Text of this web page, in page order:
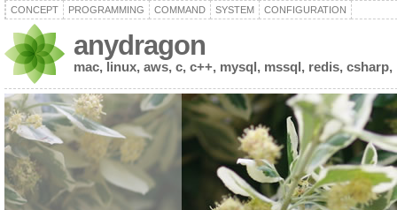
CONCEPT PROGRAMMING COMMAND SYSTEM CONFIGURATION
anydragon
mac, linux, aws, c, c++, mysql, mssql, redis,